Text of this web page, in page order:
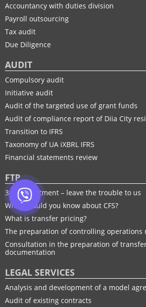
Accountancy with duties division
Payroll outsourcing
Tax audit
Due Diligence
AUDIT
Compulsory audit
Initiative audit
Audit of the targeted use of grant funds
Audit of compliance report of Diia City
Transition to IFRS
Taxonomy of UA іXBRL IFRS
Financial statements review
FTP
30% adjustment – leave the trouble to us
What should you know about CFS?
What is transfer pricing?
The preparation of controlling operations
Consultation in the preparation of
documentation
LEGAL SERVICES
Analysis and development of a model
Audit of existing contracts